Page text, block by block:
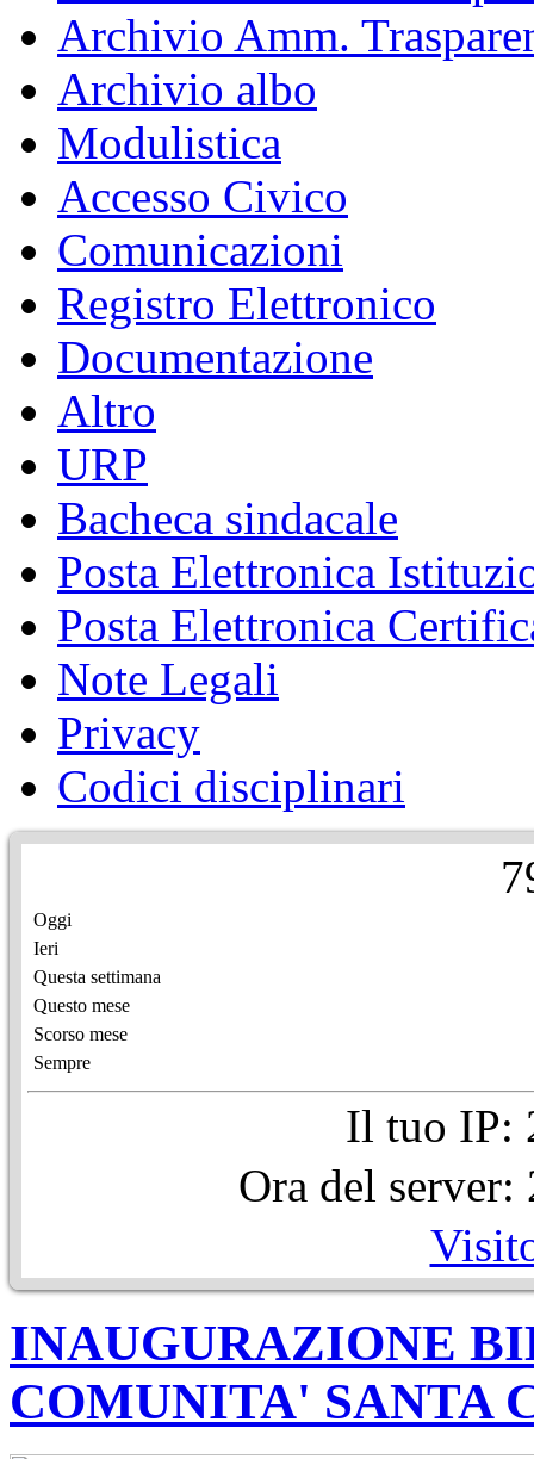
Archivio Amm.
Archivio albo
Modulistica
Accesso Civico
Comunicazioni
Registro Elettronico
Documentazione
Altro
URP
Bacheca sindacale
Posta Elettronica
Posta Elettronica
Note Legali
Privacy
Codici disciplinari
7
Oggi
Ieri
Questa settimana
Questo mese
Scorso mese
Sempre
Il tuo IP:
Ora del
INAUGURAZIONE
COMUNITA' SANTA